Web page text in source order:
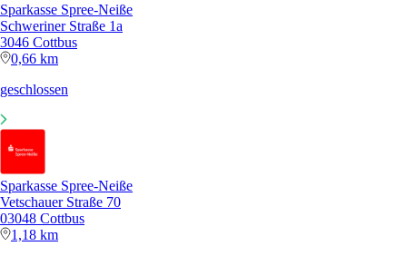
Sparkasse Spree-Neiße
Schweriner Straße 1a
3046 Cottbus
0,66 km
geschlossen
Sparkasse Spree-Neiße
Vetschauer Straße 70
03048 Cottbus
1,18 km